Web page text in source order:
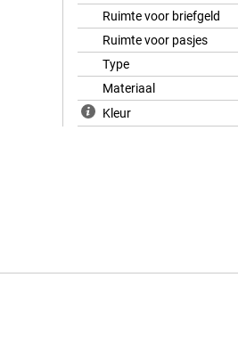
Ruimte voor briefgeld
Ruimte voor pasjes
Type
Materiaal
Kleur